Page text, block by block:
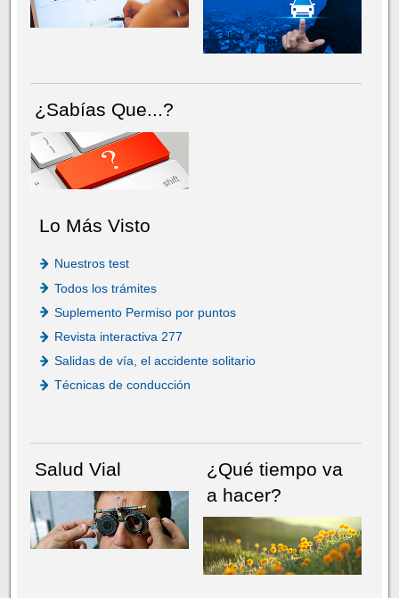
¿Sabías Que...?
Lo Más Visto
Nuestros test
Todos los trámites
Suplemento Permiso por puntos
Revista interactiva 277
Salidas de vía, el accidente solitario
Técnicas de conducción
Salud Vial
¿Qué tiempo va
a hacer?